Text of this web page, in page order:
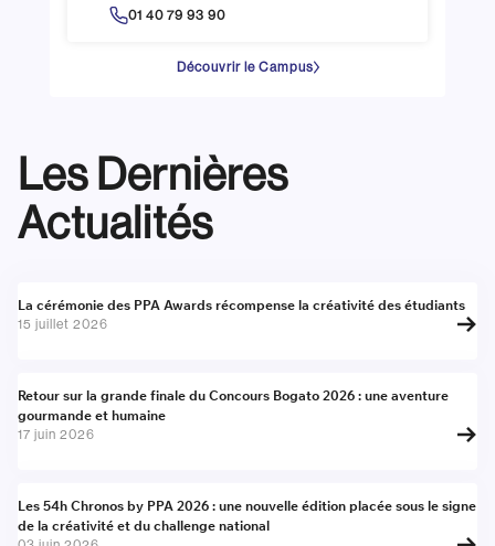
01 40 79 93 90
Découvrir le Campus
Les Dernières
Actualités
Actualité
La cérémonie des PPA Awards récompense la créativité des étudiants
15 juillet 2026
Actualité
Retour sur la grande finale du Concours Bogato 2026 : une aventure
gourmande et humaine
17 juin 2026
Actualité
Les 54h Chronos by PPA 2026 : une nouvelle édition placée sous le signe
de la créativité et du challenge national